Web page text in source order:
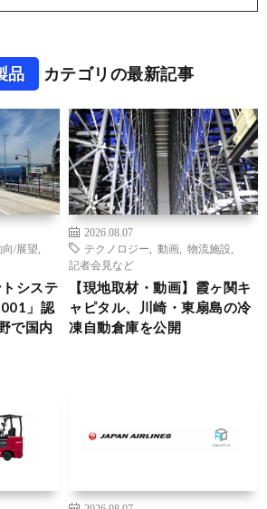
品 カテゴリの最新記事
向/展望
システ
」認
で国内
2026.08.07
テクノロジー
動画 物流施設
記者会見など
【現地取材・動画】霞ヶ関キ
ャピタル、川崎・東扇島の冷
凍自動倉庫を公開